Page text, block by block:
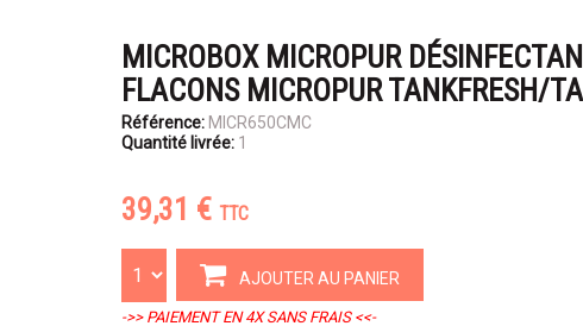
MICROBOX MICROPUR
FLACONS MICROPUR TANKFRESH/
Référence: MICR650CMC
Quantité livrée: 1
39,31 € TTC
AJOUTER AU PANIER
->> PAIEMENT EN 4X SANS FRAIS <<-